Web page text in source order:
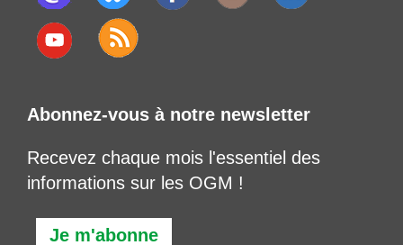
Abonnez-vous à notre newsletter
Recevez chaque mois l'essentiel des
informations sur les OGM !
Je m'abonne